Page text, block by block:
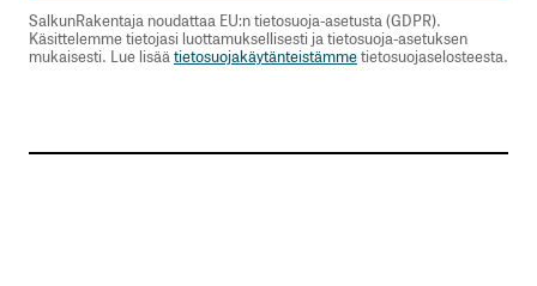
SalkunRakentaja noudattaa EU:n tietosuoja-asetusta (GDPR).
Käsittelemme tietojasi luottamuksellisesti ja tietosuoja-asetuksen
mukaisesti. Lue lisää tietosuojakäytänteistämmetietosuojaselosteesta.